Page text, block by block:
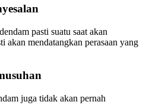
pasti suatu saat akan
akan mendatangkan perasaan yang
juga tidak akan pernah